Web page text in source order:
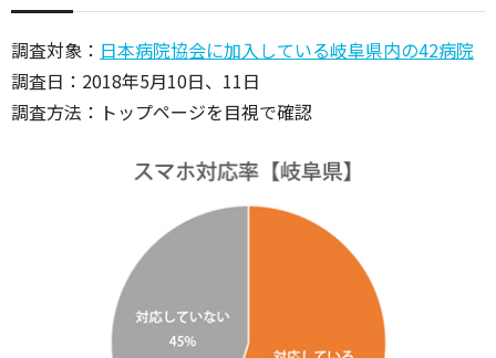
調査対象： 日本病院協会に加入している岐阜県内の42病院
調査日：2018年5月10日、11日
調査方法：トップページを目視で確認